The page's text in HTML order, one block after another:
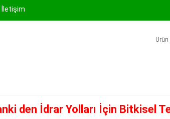
İletişim
den İdrar Yolları İçin Bitkisel